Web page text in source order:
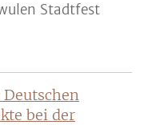
Stadtfest
bei der